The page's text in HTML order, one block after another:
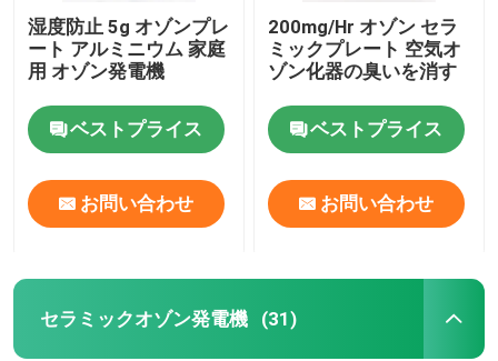
湿度防止 5g オゾンプレ
ート アルミニウム 家庭
用 オゾン発電機
ベストプライス
お問い合わせ
200mg/Hr オゾン セラ
ミックプレート 空気オ
ゾン化器の臭いを消す
ベストプライス
お問い合わせ
セラミックオゾン発電機 (31)